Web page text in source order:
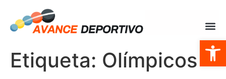
Abrir
Etiqueta: Olímpicos